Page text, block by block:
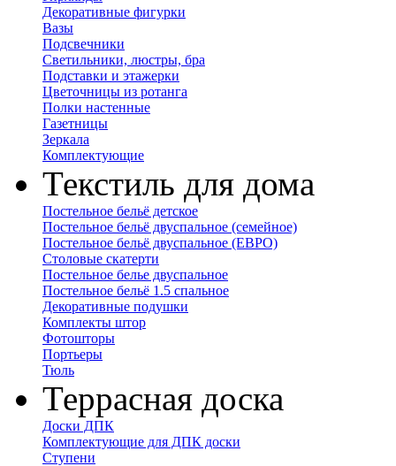
Декоративные фигурки
Вазы
Подсвечники
Светильники, люстры, бра
Подставки и этажерки
Цветочницы из ротанга
Полки настенные
Газетницы
Зеркала
Комплектующие
Текстиль для дома
Постельное бельё детское
Постельное бельё двуспальное (семейное)
Постельное бельё двуспальное (ЕВРО)
Столовые скатерти
Постельное белье двуспальное
Постельное бельё 1.5 спальное
Декоративные подушки
Комплекты штор
Фотошторы
Портьеры
Тюль
Террасная доска
Доски ДПК
Комплектующие для ДПК доски
Ступени